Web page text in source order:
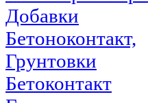
Добавки
Бетоноконтакт,
Грунтовки
Бетоконтакт